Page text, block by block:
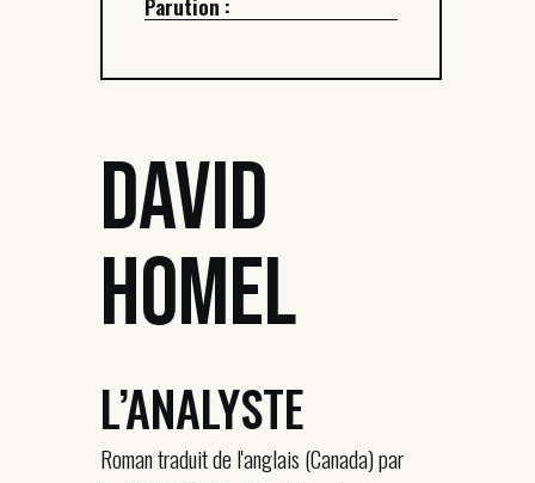
Parution :
David
Homel
L’ANALYSTE
Roman traduit de l'anglais (Canada) par